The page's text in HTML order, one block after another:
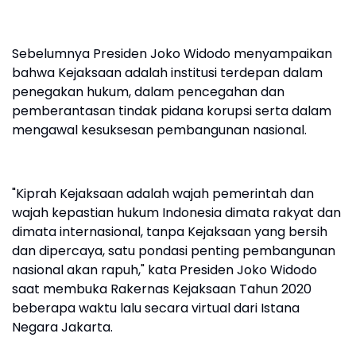
Sebelumnya Presiden Joko Widodo menyampaikan
bahwa Kejaksaan adalah institusi terdepan dalam
penegakan hukum, dalam pencegahan dan
pemberantasan tindak pidana korupsi serta dalam
mengawal kesuksesan pembangunan nasional.
"Kiprah Kejaksaan adalah wajah pemerintah dan
wajah kepastian hukum Indonesia dimata rakyat dan
dimata internasional, tanpa Kejaksaan yang bersih
dan dipercaya, satu pondasi penting pembangunan
nasional akan rapuh," kata Presiden Joko Widodo
saat membuka Rakernas Kejaksaan Tahun 2020
beberapa waktu lalu secara virtual dari Istana
Negara Jakarta.